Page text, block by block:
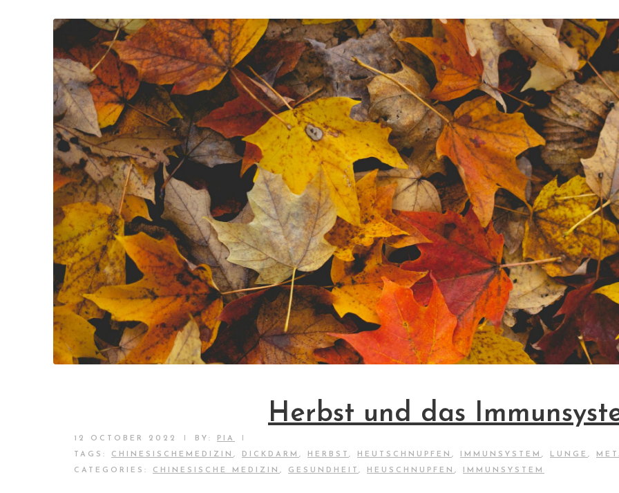
Herbst und das
12 OCTOBER 2022 BY: PIA
TAGS: CHINESISCHEMEDIZIN , DICKDARM , HERBST , HEUTSCHNUPFEN , IMMUNSYSTEM , LUNGE ,
CATEGORIES: CHINESISCHE MEDIZIN , GESUNDHEIT , HEUSCHNUPFEN , IMMUNSYSTEM